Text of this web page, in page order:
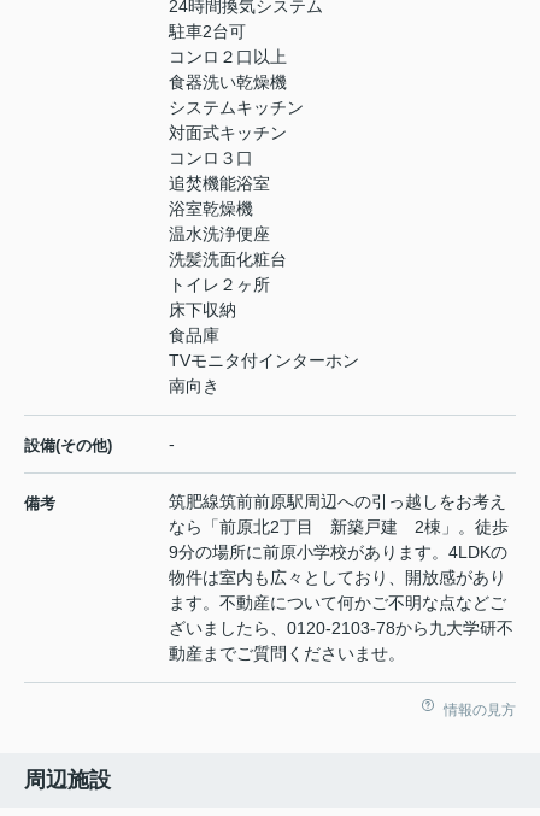
24時間換気システム
駐車2台可
コンロ２口以上
食器洗い乾燥機
システムキッチン
対面式キッチン
コンロ３口
追焚機能浴室
浴室乾燥機
温水洗浄便座
洗髪洗面化粧台
トイレ２ヶ所
床下収納
食品庫
TVモニタ付インターホン
南向き
設備(その他) -
備考
筑肥線筑前前原駅周辺への引っ越しをお考え
なら「前原北2丁目 新築戸建 2棟」。徒歩
9分の場所に前原小学校があります。4LDKの
物件は室内も広々としており、開放感があり
ます。不動産について何かご不明な点などご
ざいましたら、0120-2103-78から九大学研不
動産までご質問くださいませ。
情報の見方
周辺施設